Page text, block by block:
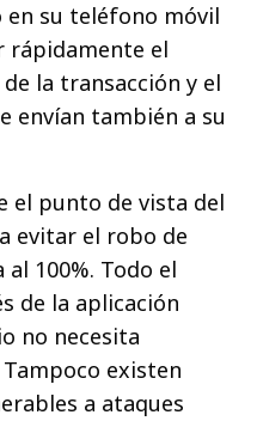
en su teléfono móvil
rápidamente el
la transacción y el
envían también a su
el punto de vista del
evitar el robo de
100%. Todo el
de la aplicación
no necesita
existen
a ataques